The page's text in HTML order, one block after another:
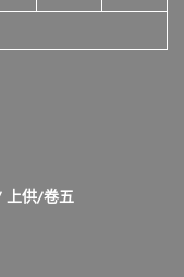
上供/卷五